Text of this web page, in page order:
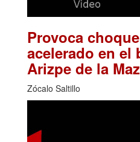
Provoca
acelerado en el
Arizpe de la
Zócalo Saltillo